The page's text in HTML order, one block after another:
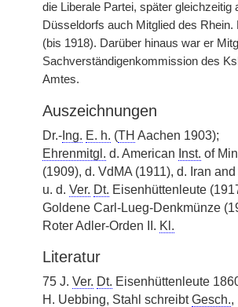
die Liberale Partei, später gleichzeitig
Düsseldorfs auch Mitglied des Rhein.
(bis 1918). Darüber hinaus war er
Sachverständigenkommission des
Amtes.
Auszeichnungen
Dr.- Ing. E. h. (TH Aachen 1903);
Ehrenmitgl. d. American Inst. of
(1909), d. VdMA (1911), d. Iran and
u. d. Ver. Dt. Eisenhüttenleute
Goldene Carl-Lueg-Denkmünze
Roter Adler-Orden II. Kl.
Literatur
75 J. Ver. Dt. Eisenhüttenleute
H. Uebbing, Stahl schreibtGesch.,